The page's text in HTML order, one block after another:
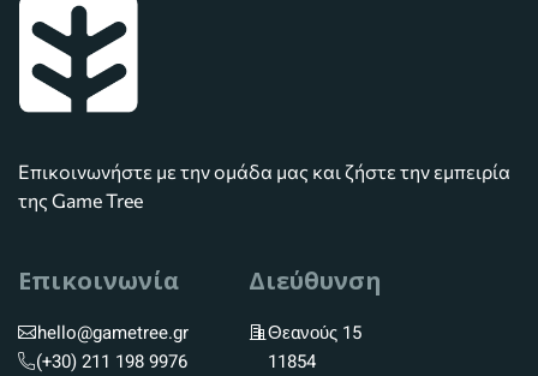
Επικοινωνήστε με την ομάδα μας και ζήστε την εμπειρία
της Game Tree
Επικοινωνία
hello@gametree.gr
(+30) 211 198 9976
Διεύθυνση
Θεανούς 15
11854